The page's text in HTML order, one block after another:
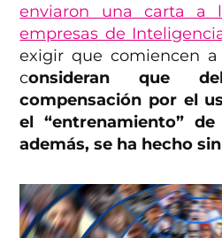
enviaron una carta a
empresas de
exigir que comiencen a
consideran que
compensación por el
el “entrenamiento”
además, se ha hecho